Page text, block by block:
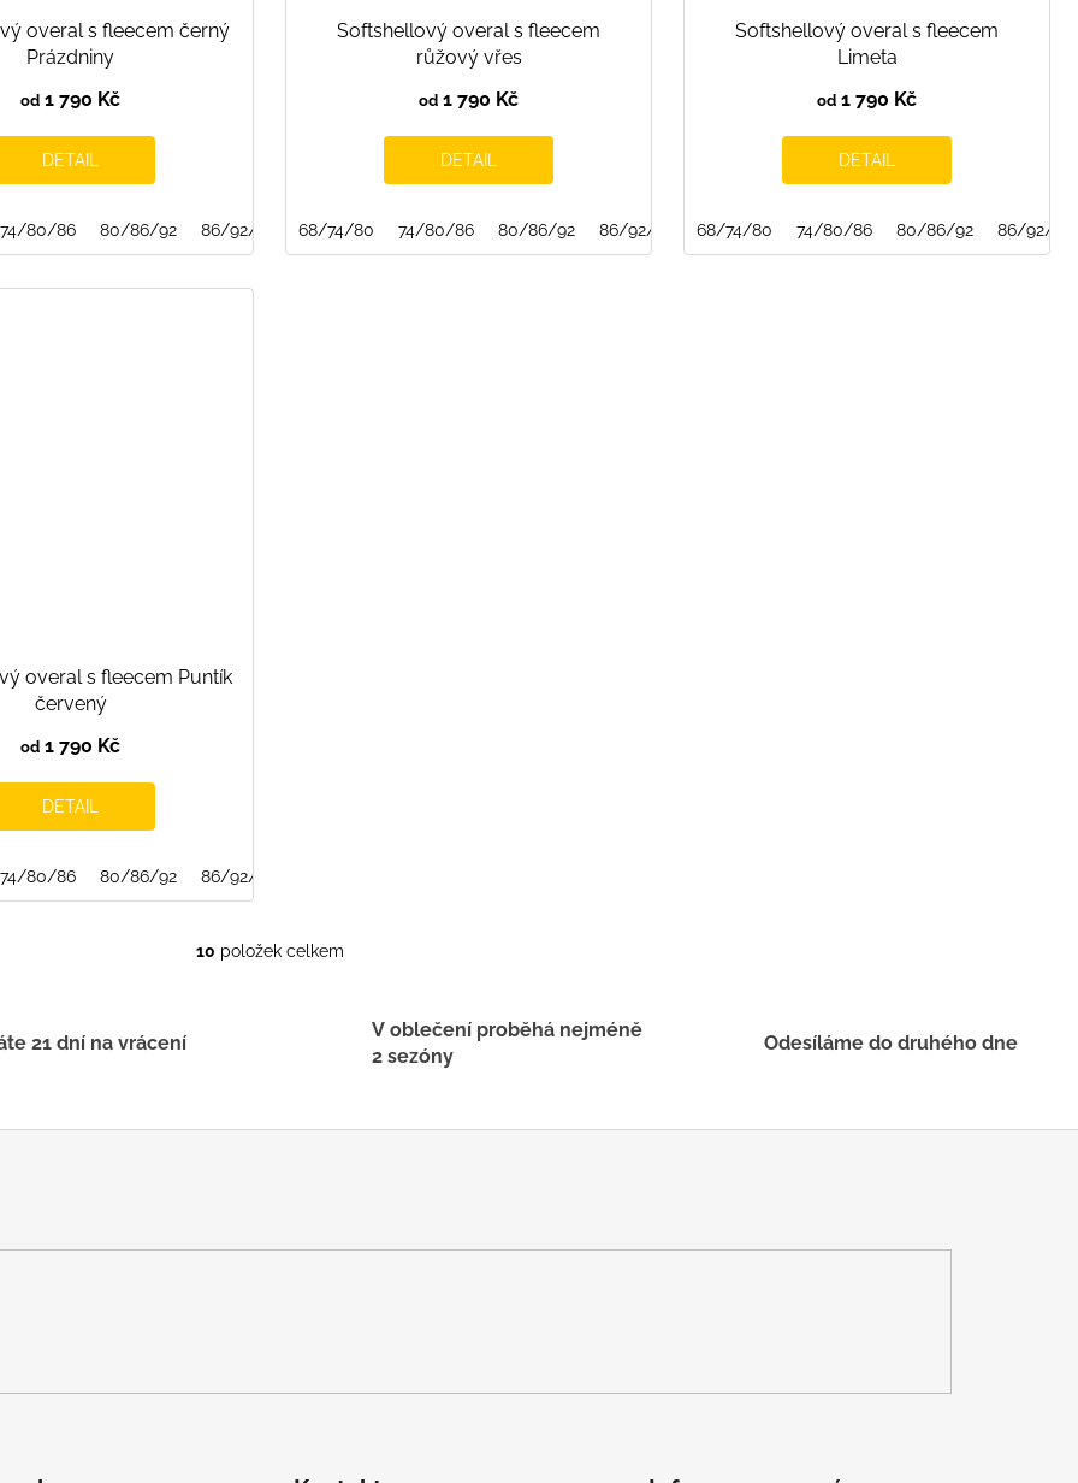
overal s fleecem černý
Prázdniny
od 1 790 Kč
DETAIL
74/80/86 80/86/92 86/92/98
Softshellový overal s fleecem
růžový vřes
od 1 790 Kč
DETAIL
68/74/80 74/80/86 80/86/92 86/92/98
Softshellový overal s fleecem
Limeta
od 1 790 Kč
DETAIL
68/74/80 74/80/86 80/86/92 86/92/98
overal s fleecem Puntík
červený
od 1 790 Kč
DETAIL
74/80/86 80/86/92 86/92/98
O
c
k
i
10 položek celkem
21 dní na vrácení
V oblečení proběhá nejméně
2 sezóny
Odesíláme do druhého dne